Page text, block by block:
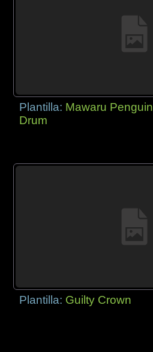
Plantilla: Mawaru Penguin
Drum
Plantilla: Guilty Crown